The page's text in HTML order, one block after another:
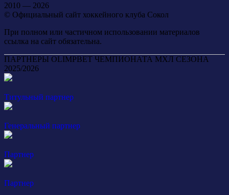
2010 — 2026
© Официальный сайт хоккейного клуба Сокол
При полном или частичном использовании материалов
ссылка на сайт обязательна.
ПАРТНЕРЫ OLIMPBET ЧЕМПИОНАТА МХЛ СЕЗОНА
2025/2026
Титульный партнер
Генеральный партнер
Партнер
Партнер